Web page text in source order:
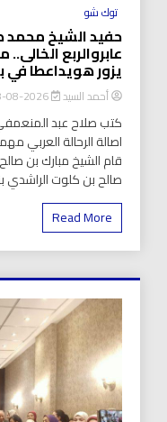
توك شو
حفيد الشيخ محمد
عابروالربع
يزور هويداعطا
أحمد السيد 2026-08-08
كتب صلاح عبد
اصالة الرحالة العربي
قام الشيخ مبارك بن
صالح بن كلوت الراشدي
Read More